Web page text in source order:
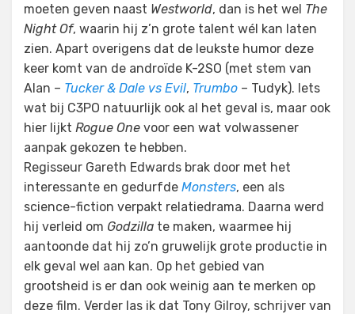
moeten geven naast Westworld, dan is het wel The
Night Of, waarin hij z’n grote talent wél kan laten
zien. Apart overigens dat de leukste humor deze
keer komt van de androïde K-2SO (met stem van
Alan – Tucker & Dale vs Evil, Trumbo – Tudyk). Iets
wat bij C3PO natuurlijk ook al het geval is, maar ook
hier lijkt Rogue One voor een wat volwassener
aanpak gekozen te hebben.
Regisseur Gareth Edwards brak door met het
interessante en gedurfde Monsters, een als
science-fiction verpakt relatiedrama. Daarna werd
hij verleid om Godzilla te maken, waarmee hij
aantoonde dat hij zo’n gruwelijk grote productie in
elk geval wel aan kan. Op het gebied van
grootsheid is er dan ook weinig aan te merken op
deze film. Verder las ik dat Tony Gilroy, schrijver van